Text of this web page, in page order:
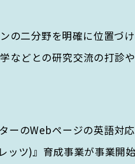
の二分野を明確に位置づ
などとの研究交流の打診
のWebページの英語対
ツ)』育成事業が事業開